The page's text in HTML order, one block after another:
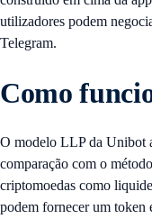
utilizadores podem
Telegram.
Como
O modelo LLP da Unibot
comparação com o
criptomoedas como
podem fornecer um token